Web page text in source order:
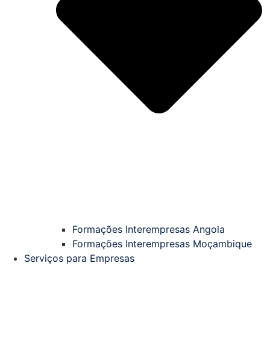
Formações Interempresas Angola
Formações Interempresas Moçambique
Serviços para Empresas